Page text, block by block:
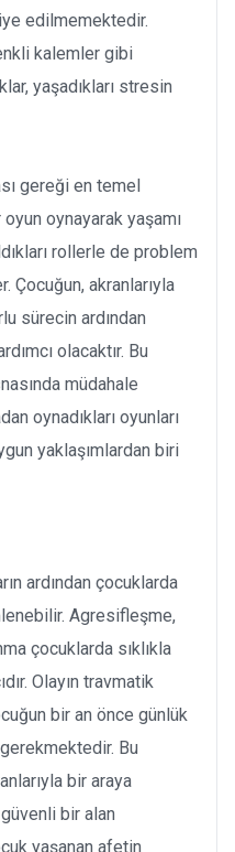
edilmemektedir.
kalemler gibi
yaşadıkları stresin
gereği en temel
oynayarak yaşamı
rollerle de problem
akranlarıyla
sürecin ardından
olacaktır. Bu
müdahale
oynadıkları oyunları
yaklaşımlardan biri
ardından çocuklarda
Agresifleşme,
çocuklarda sıklıkla
Olayın travmatik
bir an önce günlük
Bu
bir araya
bir alan
yaşanan afetin